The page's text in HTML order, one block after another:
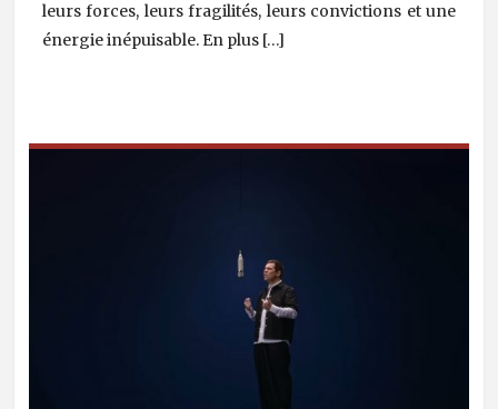
leurs forces, leurs fragilités, leurs convictions et une
énergie inépuisable. En plus […]